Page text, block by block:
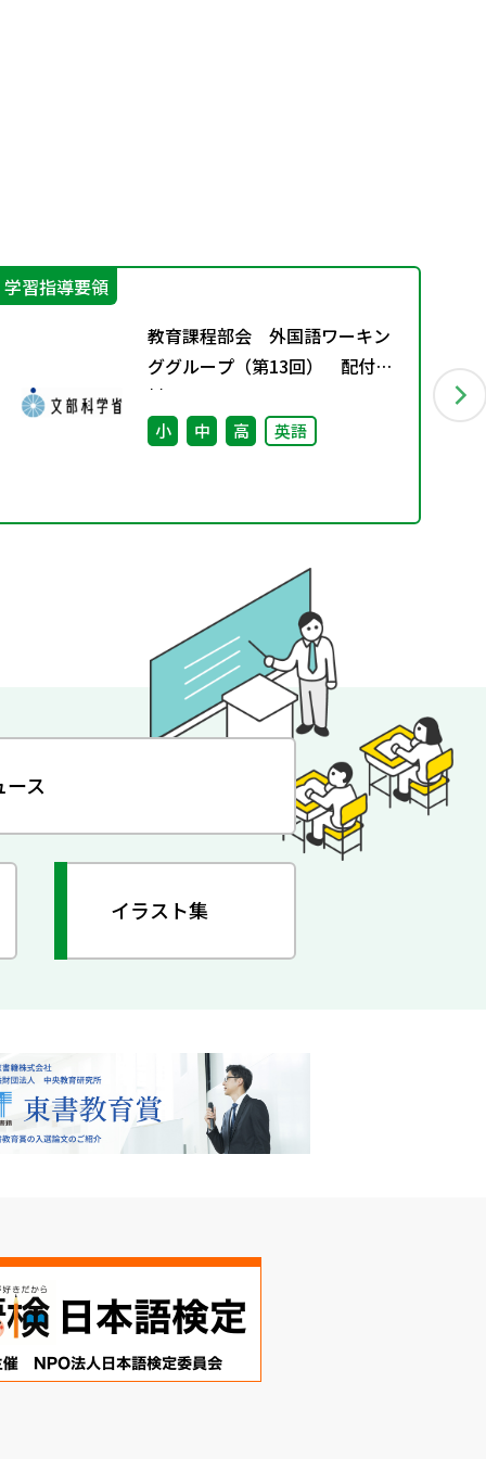
学習指導要領
教育課程部会 外国語ワーキン
ググループ（第13回） 配付資
料
小 中 高 英語
ース
イラスト集